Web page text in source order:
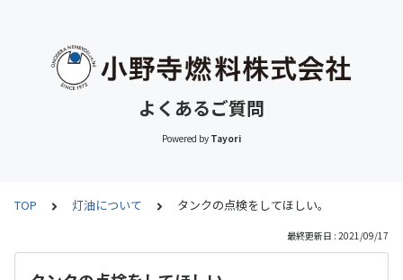
よくあるご質問
Powered by Tayori
TOP 灯油について タンクの点検をしてほしい。
最終更新日 : 2021/09/17